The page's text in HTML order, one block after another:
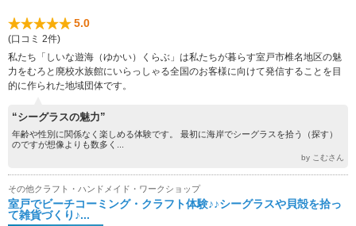
5.0
(口コミ 2件)
私たち「しいな遊海（ゆかい）くらぶ」は私たちが暮らす室戸市椎名地区の魅
力をむろと廃校水族館にいらっしゃる全国のお客様に向けて発信することを目
的に作られた地域団体です。
“シーグラスの魅力”
年齢や性別に関係なく楽しめる体験です。 最初に海岸でシーグラスを拾う（探す）
のですが想像よりも数多く...
by こむさん
その他クラフト・ハンドメイド・ワークショップ
室戸でビーチコーミング・クラフト体験♪♪シーグラスや貝殻を拾っ
て雑貨づくり♪...